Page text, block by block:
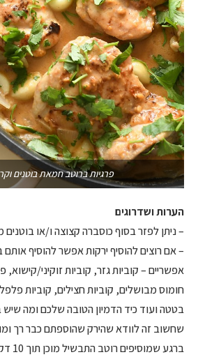
פרגיות ברוטב חמאת בוטנים
הערות ושדרוגים
– ניתן לפזר בסוף כוסברה קצוצה ו/או בוטנים
– אם רוצים להוסיף ירקות אפשר להוסיף אותם
אפשריים – קוביות גזר, קוביות זוקיני/קישוא,
חומוס מבושלים, קוביות חצילים, קוביות
בטטה ועוד כיד הדמיון הטובה שלכם ומה שיש
שחשוב זה לוודא שהירק שהוספתם כבר רך
ברגע שמוסיפים רוטב התבשיל מוכן תוך 10 דקות.